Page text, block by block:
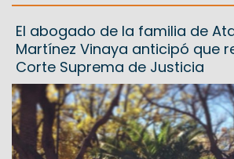
El abogado de la familia de
Martínez Vinaya anticipó que
Corte Suprema de Justicia